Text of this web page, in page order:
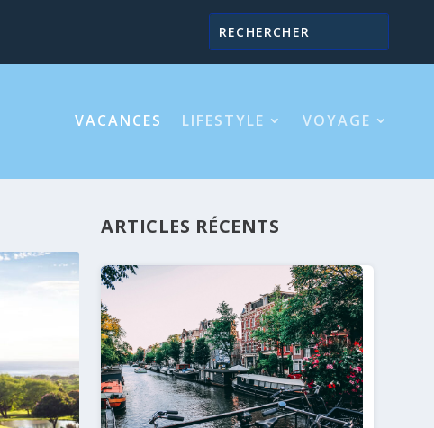
VACANCES LIFESTYLE VOYAGE
ARTICLES RÉCENTS